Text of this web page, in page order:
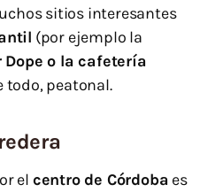
sitios interesantes
(por ejemplo la
o la cafetería
todo, peatonal.
el centro de Córdoba es